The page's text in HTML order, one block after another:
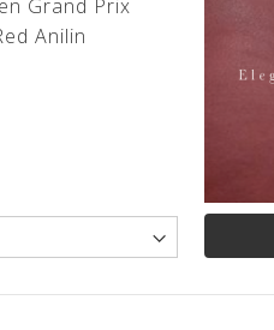
Grand Prix
Anilin